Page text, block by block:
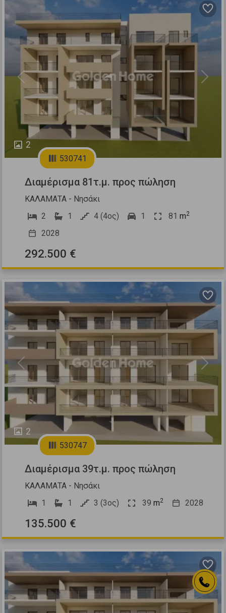
2
Previous Next
530741
Διαμέρισμα 81τ.μ. προς πώληση
ΚΑΛΑΜΑΤΑ - Νησάκι
2
1 4 (4ος) 1 81 m2
2028
292.500 €
2
Previous Next
530747
Διαμέρισμα 39τ.μ. προς πώληση
ΚΑΛΑΜΑΤΑ - Νησάκι
1
1 3 (3ος) 39 m2 2028
135.500 €